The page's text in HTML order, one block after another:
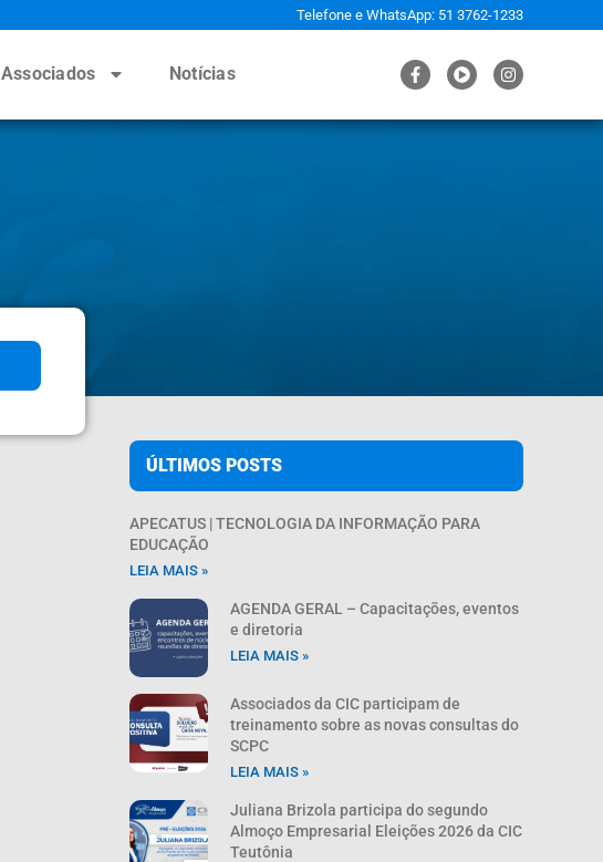
Telefone e WhatsApp: 51 3762-1233
Associados Notícias
ÚLTIMOS POSTS
APECATUS | TECNOLOGIA DA INFORMAÇÃO PARA
EDUCAÇÃO
LEIA MAIS »
AGENDA GERAL – Capacitações, eventos
e diretoria
LEIA MAIS »
Associados da CIC participam de
treinamento sobre as novas consultas do
SCPC
LEIA MAIS »
Juliana Brizola participa do segundo
Almoço Empresarial Eleições 2026 da CIC
Teutônia